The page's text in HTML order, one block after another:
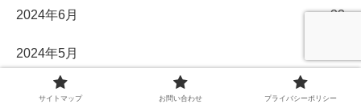
2024年6月 33
2024年5月
2024年4月
サイトマップ お問い合わせ プライバシーポリシー